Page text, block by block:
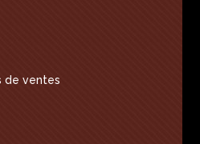
de ventes